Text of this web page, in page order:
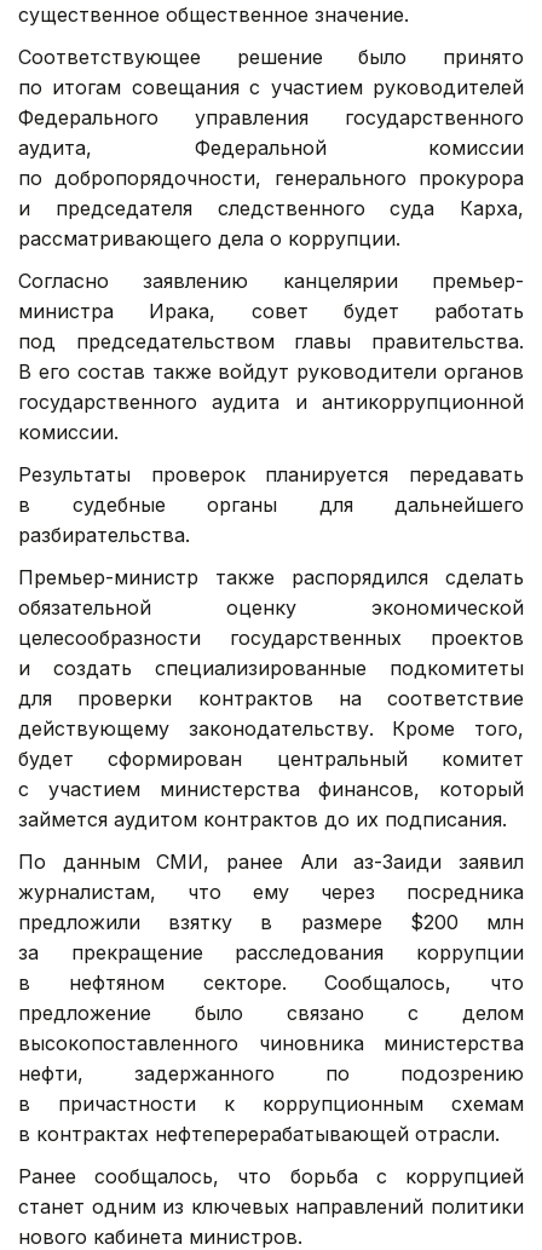
существенное общественное значение.
Соответствующее решение было принято
по итогам совещания с участием руководителей
Федерального управления государственного
аудита, Федеральной комиссии
по добропорядочности, генерального прокурора
и председателя следственного суда Карха,
рассматривающего дела о коррупции.
Согласно заявлению канцелярии премьер-
министра Ирака, совет будет работать
под председательством главы правительства.
В его состав также войдут руководители органов
государственного аудита и антикоррупционной
комиссии.
Результаты проверок планируется передавать
в судебные органы для дальнейшего
разбирательства.
Премьер-министр также распорядился сделать
обязательной оценку экономической
целесообразности государственных проектов
и создать специализированные подкомитеты
для проверки контрактов на соответствие
действующему законодательству. Кроме того,
будет сформирован центральный комитет
с участием министерства финансов, который
займется аудитом контрактов до их подписания.
По данным СМИ, ранее Али аз-Заиди заявил
журналистам, что ему через посредника
предложили взятку в размере $200 млн
за прекращение расследования коррупции
в нефтяном секторе. Сообщалось, что
предложение было связано с делом
высокопоставленного чиновника министерства
нефти, задержанного по подозрению
в причастности к коррупционным схемам
в контрактах нефтеперерабатывающей отрасли.
Ранее сообщалось, что борьба с коррупцией
станет одним из ключевых направлений политики
нового кабинета министров.